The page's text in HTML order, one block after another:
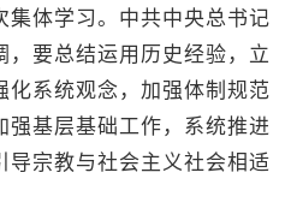
集体学习。中共中央总书记
，要总结运用历史经验，立
化系统观念，加强体制规范
强基层基础工作，系统推进
导宗教与社会主义社会相适